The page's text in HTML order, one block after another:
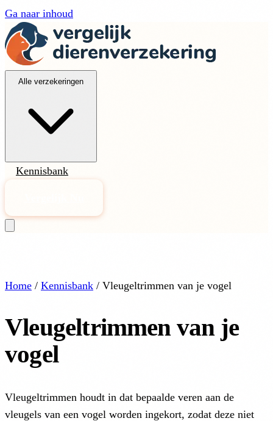
Ga naar inhoud
Alle verzekeringen
Kennisbank
Home / Kennisbank / Vleugeltrimmen van je vogel
Vleugeltrimmen van je
vogel
Vleugeltrimmen houdt in dat bepaalde veren aan de
vleugels van een vogel worden ingekort, zodat deze niet